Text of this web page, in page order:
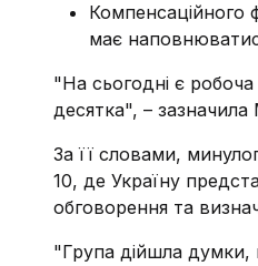
Компенсаційного
має
"На сьогодні є
десятка", –
За її словами,
10, де Україну
обговорення та
"Група дійшла думки,